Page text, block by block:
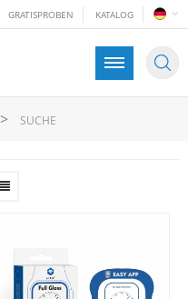
GRATISPROBEN KATALOG
> SUCHE